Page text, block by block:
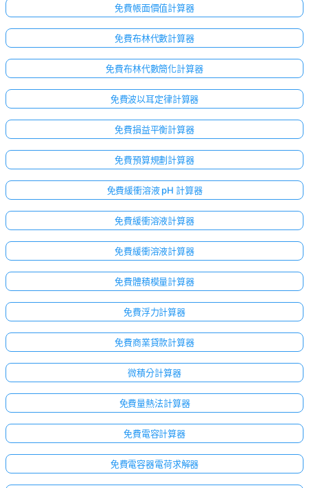
問
提
您
第
個
題
免費帳面價值計算器
免費布林代數計算器
免費布林代數簡化計算器
免費波以耳定律計算器
免費損益平衡計算器
免費預算規劃計算器
免費緩衝溶液 pH 計算器
免費緩衝溶液計算器
免費緩衝溶液計算器
免費體積模量計算器
免費浮力計算器
免費商業貸款計算器
微積分計算器
免費量熱法計算器
免費電容計算器
免費電容器電荷求解器